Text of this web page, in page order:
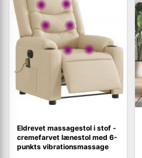
Eldrevet massagestol i stof -
cremefarvet lænestol med 6-
punkts vibrationsmassage